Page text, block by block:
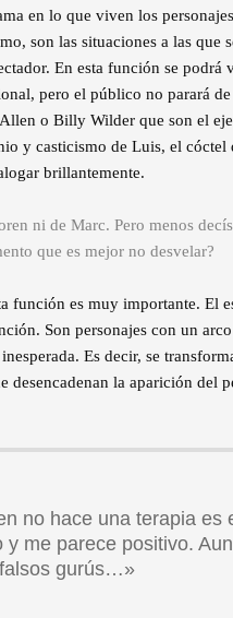
en lo que viven los
son las situaciones a las que
En esta función se podrá
pero el público no parará
o Billy Wilder que son el
y casticismo de Luis, el
brillantemente.
ni de Marc. Pero menos
que es mejor no desvelar?
función es muy importante. El
Son personajes con un
Es decir, se
desencadenan la aparición del
no hace una terapia es
y me parece positivo.
gurús…»